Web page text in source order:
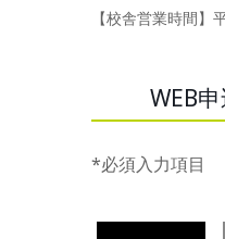
【校舎営業時間】
WEB
*必須入力項目